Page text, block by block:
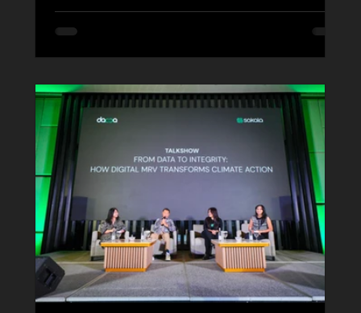
Jakarta Pusat Selasa, 6 Januari 2026. Acara
kemanusiaan yang strategis. Acara ini bukan
hanya sekedar peresmian administratif, tetapi
acara ini menjadi sebuah deklarasi bahwa NPC
siap untuk mengelola dana umat dengan sistem
yang lebih profesional, transparan dan akunt